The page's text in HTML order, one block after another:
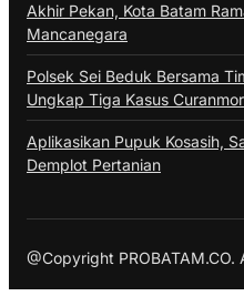
Akhir Pekan, Kota Batam
Mancanegara
Polsek Sei Beduk Bersama
Ungkap Tiga Kasus Curanmor
Aplikasikan Pupuk Kosasih,
Demplot Pertanian
@Copyright PROBATAM.CO.